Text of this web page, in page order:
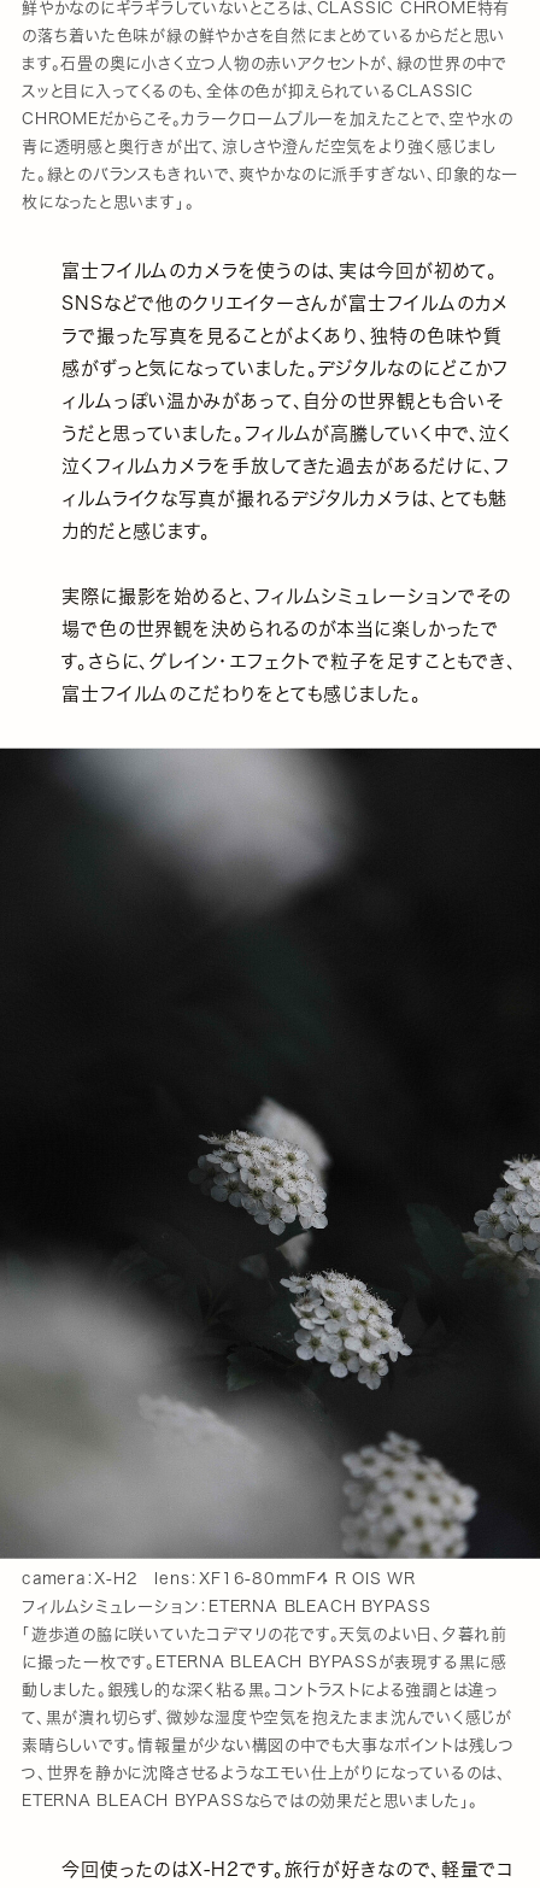
鮮やかなのにギラギラしていないところは、CLASSIC CHROME特有
の落ち着いた色味が緑の鮮やかさを自然にまとめているからだと思い
ます。石畳の奥に小さく立つ人物の赤いアクセントが、緑の世界の中で
スッと目に入ってくるのも、全体の色が抑えられているCLASSIC
CHROMEだからこそ。カラークロームブルーを加えたことで、空や水の
青に透明感と奥行きが出て、涼しさや澄んだ空気をより強く感じまし
た。緑とのバランスもきれいで、爽やかなのに派手すぎない、印象的な一
枚になったと思います」。
富士フイルムのカメラを使うのは、実は今回が初めて。
SNSなどで他のクリエイターさんが富士フイルムのカメ
ラで撮った写真を見ることがよくあり、独特の色味や質
感がずっと気になっていました。デジタルなのにどこかフ
ィルムっぽい温かみがあって、自分の世界観とも合いそ
うだと思っていました。フィルムが高騰していく中で、泣く
泣くフィルムカメラを手放してきた過去があるだけに、フ
ィルムライクな写真が撮れるデジタルカメラは、とても魅
力的だと感じます。
実際に撮影を始めると、フィルムシミュレーションでその
場で色の世界観を決められるのが本当に楽しかったで
す。さらに、グレイン・エフェクトで粒子を足すこともでき、
富士フイルムのこだわりをとても感じました。
camera：X-H2 lens：XF16-80mmF4 R OIS WR
フィルムシミュレーション：ETERNA BLEACH BYPASS
「遊歩道の脇に咲いていたコデマリの花です。天気のよい日、夕暮れ前
に撮った一枚です。ETERNA BLEACH BYPASSが表現する黒に感
動しました。銀残し的な深く粘る黒。コントラストによる強調とは違っ
て、黒が潰れ切らず、微妙な湿度や空気を抱えたまま沈んでいく感じが
素晴らしいです。情報量が少ない構図の中でも大事なポイントは残しつ
つ、世界を静かに沈降させるようなエモい仕上がりになっているのは、
ETERNA BLEACH BYPASSならではの効果だと思いました」。
今回使ったのはX-H2です。旅行が好きなので、軽量でコ